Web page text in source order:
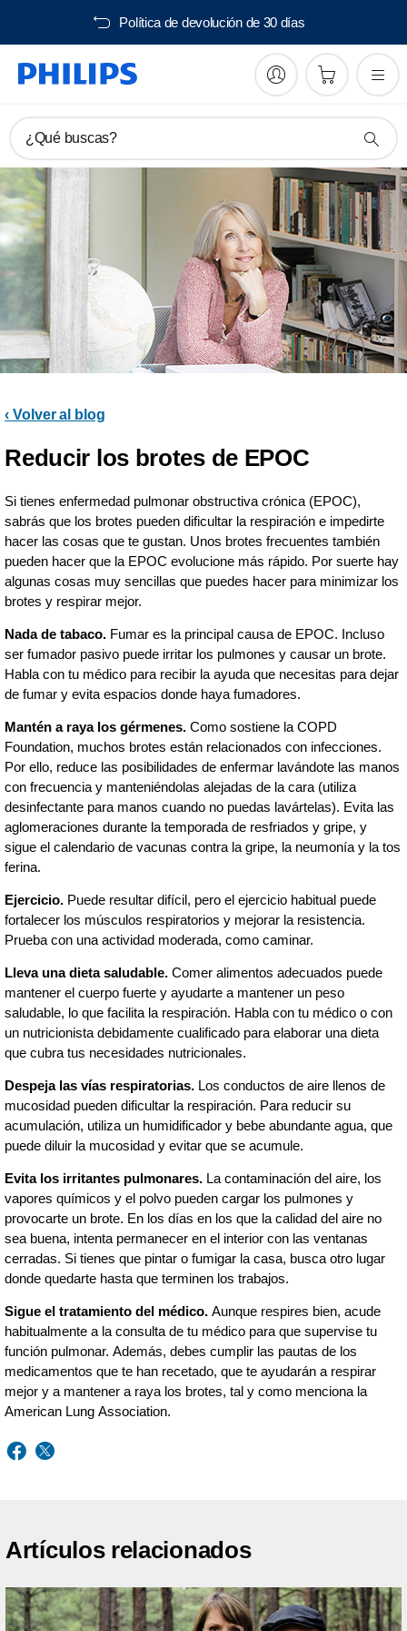
Envío gratis desde 40€
¿Qué buscas?
‹ Volver al blog
Reducir los brotes de EPOC
Si tienes enfermedad pulmonar obstructiva crónica (EPOC),
sabrás que los brotes pueden dificultar la respiración e impedirte
hacer las cosas que te gustan. Unos brotes frecuentes también
pueden hacer que la EPOC evolucione más rápido. Por suerte hay
algunas cosas muy sencillas que puedes hacer para minimizar los
brotes y respirar mejor.
Nada de tabaco. Fumar es la principal causa de EPOC. Incluso
ser fumador pasivo puede irritar los pulmones y causar un brote.
Habla con tu médico para recibir la ayuda que necesitas para dejar
de fumar y evita espacios donde haya fumadores.
Mantén a raya los gérmenes. Como sostiene la COPD
Foundation, muchos brotes están relacionados con infecciones.
Por ello, reduce las posibilidades de enfermar lavándote las manos
con frecuencia y manteniéndolas alejadas de la cara (utiliza
desinfectante para manos cuando no puedas lavártelas). Evita las
aglomeraciones durante la temporada de resfriados y gripe, y
sigue el calendario de vacunas contra la gripe, la neumonía y la tos
ferina.
Ejercicio. Puede resultar difícil, pero el ejercicio habitual puede
fortalecer los músculos respiratorios y mejorar la resistencia.
Prueba con una actividad moderada, como caminar.
Lleva una dieta saludable. Comer alimentos adecuados puede
mantener el cuerpo fuerte y ayudarte a mantener un peso
saludable, lo que facilita la respiración. Habla con tu médico o con
un nutricionista debidamente cualificado para elaborar una dieta
que cubra tus necesidades nutricionales.
Despeja las vías respiratorias. Los conductos de aire llenos de
mucosidad pueden dificultar la respiración. Para reducir su
acumulación, utiliza un humidificador y bebe abundante agua, que
puede diluir la mucosidad y evitar que se acumule.
Evita los irritantes pulmonares. La contaminación del aire, los
vapores químicos y el polvo pueden cargar los pulmones y
provocarte un brote. En los días en los que la calidad del aire no
sea buena, intenta permanecer en el interior con las ventanas
cerradas. Si tienes que pintar o fumigar la casa, busca otro lugar
donde quedarte hasta que terminen los trabajos.
Sigue el tratamiento del médico. Aunque respires bien, acude
habitualmente a la consulta de tu médico para que supervise tu
función pulmonar. Además, debes cumplir las pautas de los
medicamentos que te han recetado, que te ayudarán a respirar
mejor y a mantener a raya los brotes, tal y como menciona la
American Lung Association.
Artículos relacionados